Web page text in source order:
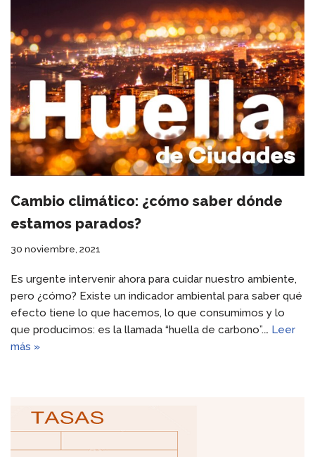
Cambio climático: ¿cómo saber dónde
estamos parados?
30 noviembre, 2021
Es urgente intervenir ahora para cuidar nuestro ambiente,
pero ¿cómo? Existe un indicador ambiental para saber qué
efecto tiene lo que hacemos, lo que consumimos y lo
que producimos: es la llamada “huella de carbono”.… Leer
más »